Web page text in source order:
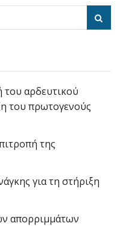
του αρδευτικού
του πρωτογενούς
της
για τη στήριξη
απορριμμάτων